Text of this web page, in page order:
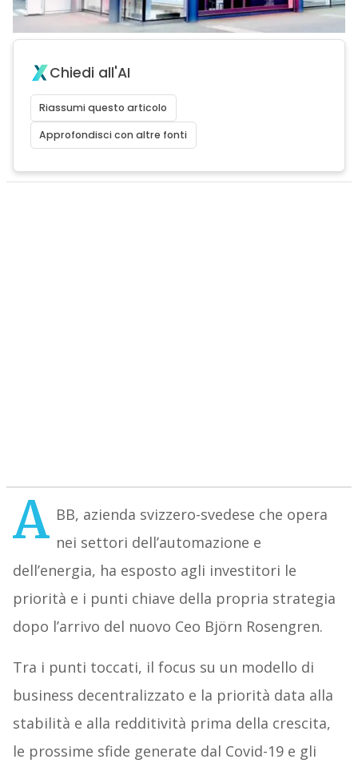
Chiedi all'AI
Riassumi questo articolo
Approfondisci con altre fonti
A BB, azienda svizzero-svedese che opera
nei settori dell’automazione e
dell’energia, ha esposto agli investitori le
priorità e i punti chiave della propria strategia
dopo l’arrivo del nuovo Ceo Björn Rosengren.
Tra i punti toccati, il focus su un modello di
business decentralizzato e la priorità data alla
stabilità e alla redditività prima della crescita,
le prossime sfide generate dal Covid-19 e gli